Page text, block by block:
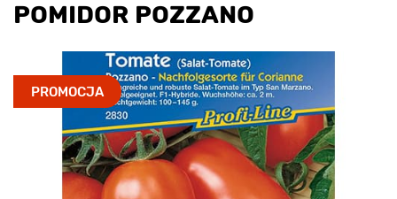
POMIDOR POZZANO
PROMOCJA